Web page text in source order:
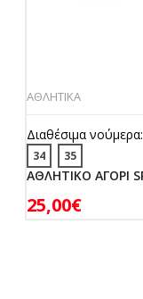
ΑΘΛΗΤΙΚΑ
Διαθέσιμα νούμερα:
34 35
ΑΘΛΗΤΙΚΟ ΑΓΟΡΙ
25,00€